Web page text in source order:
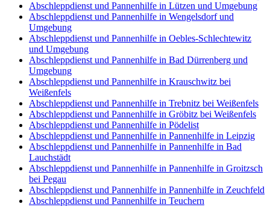
Abschleppdienst und Pannenhilfe in Lützen und Umgebung
Abschleppdienst und Pannenhilfe in Wengelsdorf und
Umgebung
Abschleppdienst und Pannenhilfe in Oebles-Schlechtewitz
und Umgebung
Abschleppdienst und Pannenhilfe in Bad Dürrenberg und
Umgebung
Abschleppdienst und Pannenhilfe in Krauschwitz bei
Weißenfels
Abschleppdienst und Pannenhilfe in Trebnitz bei Weißenfels
Abschleppdienst und Pannenhilfe in Gröbitz bei Weißenfels
Abschleppdienst und Pannenhilfe in Pödelist
Abschleppdienst und Pannenhilfe in Pannenhilfe in Leipzig
Abschleppdienst und Pannenhilfe in Pannenhilfe in Bad
Lauchstädt
Abschleppdienst und Pannenhilfe in Pannenhilfe in Groitzsch
bei Pegau
Abschleppdienst und Pannenhilfe in Pannenhilfe in Zeuchfeld
Abschleppdienst und Pannenhilfe in Teuchern